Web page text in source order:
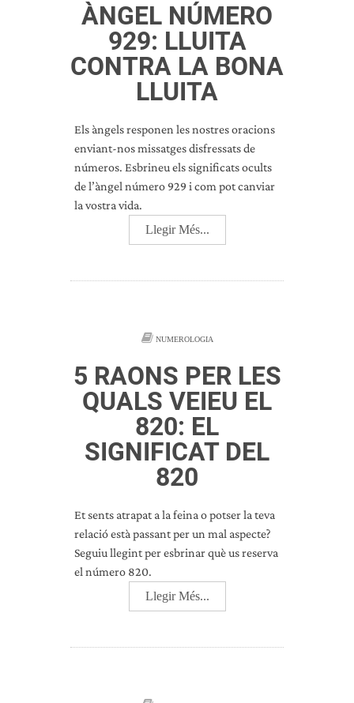
ÀNGEL NÚMERO
929: LLUITA
CONTRA LA BONA
LLUITA
Els àngels responen les nostres oracions
enviant-nos missatges disfressats de
números. Esbrineu els significats ocults
de l’àngel número 929 i com pot canviar
la vostra vida.
Llegir Més...
NUMEROLOGIA
5 RAONS PER LES
QUALS VEIEU EL
820: EL
SIGNIFICAT DEL
820
Et sents atrapat a la feina o potser la teva
relació està passant per un mal aspecte?
Seguiu llegint per esbrinar què us reserva
el número 820.
Llegir Més...